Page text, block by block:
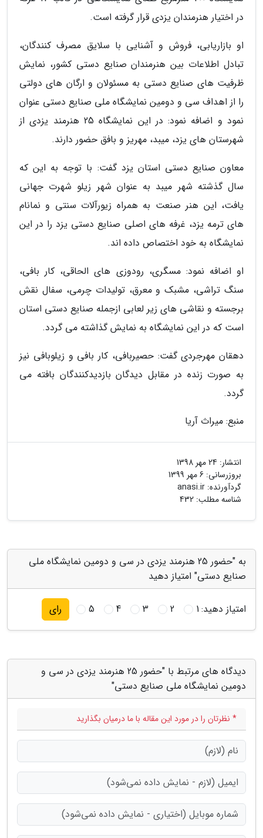
در اختیار هنرمندان یزدی قرار گرفته است.
او بازاریابی، فروش و آشنایی با سلایق مصرف کنندگان،
تبادل اطلاعات بین هنرمندان صنایع دستی کشور، نمایش
ظرفیت های صنایع دستی به مسئولان و ارگان های دولتی
را از اهداف سی و دومین نمایشگاه ملی صنایع دستی عنوان
نمود و اضافه نمود: در این نمایشگاه 25 هنرمند یزدی از
شهرستان های یزد، میبد، مهریز و بافق حضور دارند.
معاون صنایع دستی استان یزد گفت: با توجه به این که
سال گذشته شهر میبد به عنوان شهر زیلو شهرت جهانی
یافت، این هنر صنعت به همراه زیورآلات سنتی و نمانام
های ترمه یزد، غرفه های اصلی صنایع دستی یزد را در این
نمایشگاه به خود اختصاص داده اند.
او اضافه نمود: مسگری، رودوزی های الحاقی، کار بافی،
سنگ تراشی، مشبک و معرق، تولیدات چرمی، سفال نقش
برجسته و نقاشی های زیر لعابی ازجمله صنایع دستی استان
است که در این نمایشگاه به نمایش گذاشته می گردد.
دهقان مهرجردی گفت: حصیربافی، کار بافی و زیلوبافی نیز
به صورت زنده در مقابل دیدگان بازدیدکنندگان بافته می
گردد.
منبع: میراث آریا
انتشار: 24 مهر 1398
بروزرسانی: 6 مهر 1399
گردآورنده: anasi.ir
شناسه مطلب: 432
به "حضور 25 هنرمند یزدی در سی و دومین نمایشگاه ملی
صنایع دستی" امتیاز دهید
امتیاز دهید:1
2
3
4
5 رای
دیدگاه های مرتبط با "حضور 25 هنرمند یزدی در سی و
دومین نمایشگاه ملی صنایع دستی"
* نظرتان را در مورد این مقاله با ما درمیان بگذارید